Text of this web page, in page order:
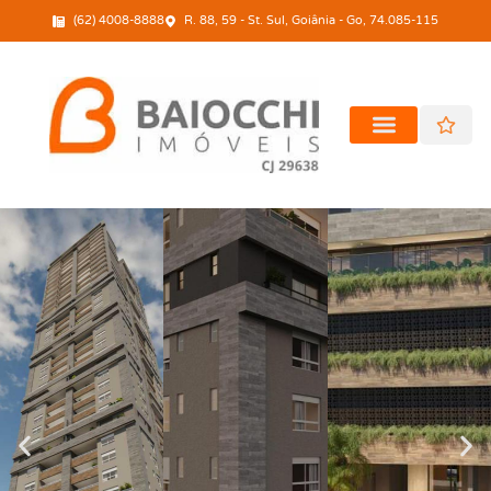
(62) 4008-8888 R. 88, 59 - St. Sul, Goiânia - Go, 74.085-115